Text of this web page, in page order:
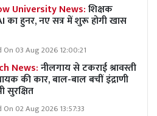
University News:शिक्षक
का हुनर, नए सत्र में शुरू होगी खास
On 03 Aug 2026 12:00:21
News:नीलगाय से टकराई श्रावस्ती
की कार, बाल-बाल बचीं इंद्राणी
सुरक्षित
On 02 Aug 2026 13:57:33